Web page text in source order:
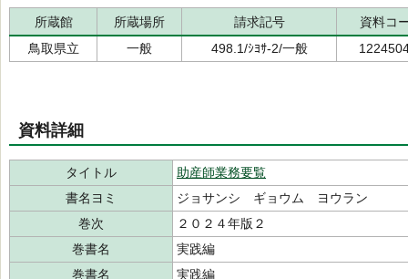
所蔵館 所蔵場所 請求記号
資料コ
鳥取県立
一般 498.1/ｼﾖｻ-2/一般
資料詳細
タイトル
助産師業務要覧
書名ヨミ
ジョサンシ ギョウム ヨウラン
巻次
２０２４年版２
巻書名
実践編
巻書名
実践編